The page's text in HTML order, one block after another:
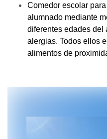
Comedor escolar
alumnado mediante
diferentes edades del
alergias. Todos ellos
alimentos de